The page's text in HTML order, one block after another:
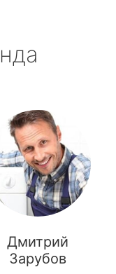
Дмитрий
Зарубов